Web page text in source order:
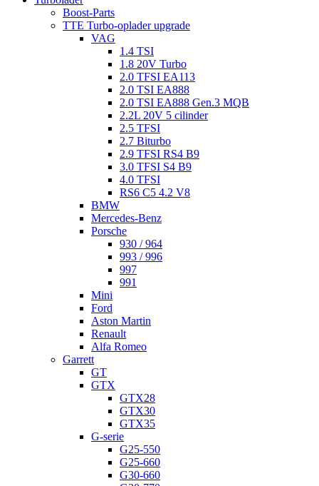
Boost-Parts
TTE Turbo-oplader upgrade
VAG
1.4 TSI
1.8 20V Turbo
2.0 TFSI EA113
2.0 TSI EA888
2.0 TSI EA888 Gen.3 MQB
2.2L 20V 5 cilinder
2.5 TFSI
2.7 Biturbo
2.9 TFSI RS4 B9
3.0 TFSI S4 B9
4.0 TFSI
RS6 C5 4.2 V8
BMW
Mercedes-Benz
Porsche
930 / 964
993 / 996
997
991
Mini
Ford
Aston Martin
Renault
Alfa Romeo
Garrett
GT
GTX
GTX28
GTX30
GTX35
G-serie
G25-550
G25-660
G30-660